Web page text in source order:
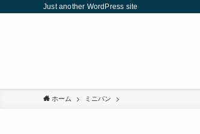
Just another WordPress site
ホーム ミニバン